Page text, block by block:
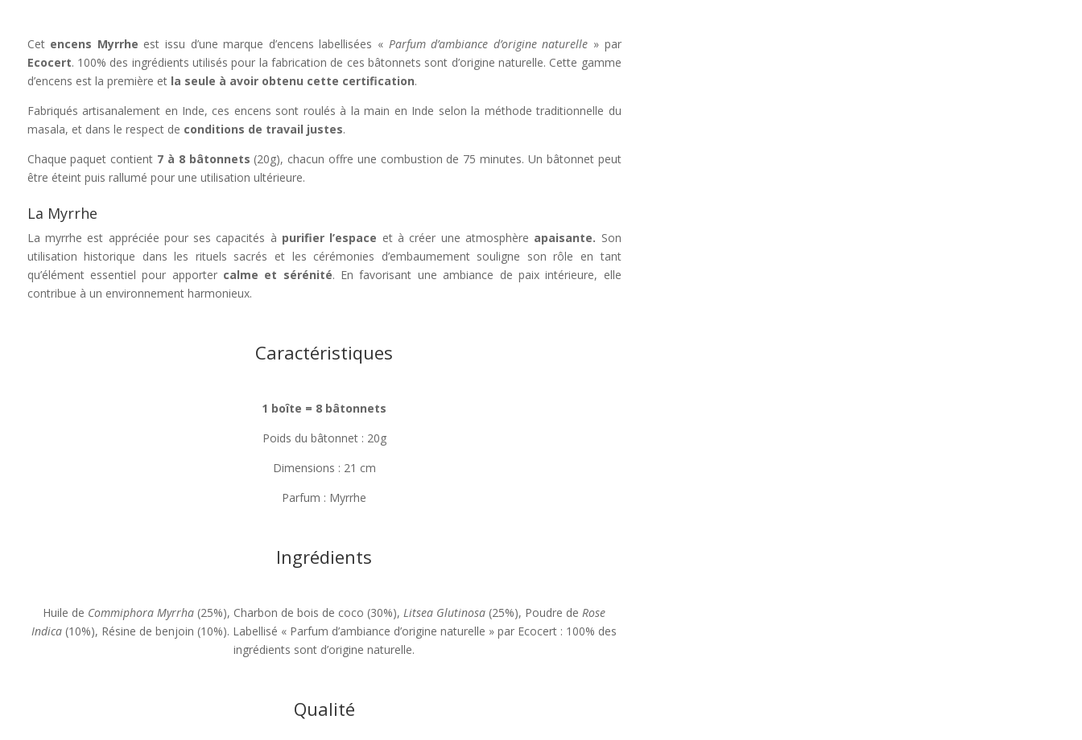
Cet encens Myrrhe est issu d’une marque d’encens labellisées « Parfum d’ambiance d’origine naturelle » par
Ecocert. 100% des ingrédients utilisés pour la fabrication de ces bâtonnets sont d’origine naturelle. Cette gamme
d’encens est la première et la seule à avoir obtenu cette certification.
Fabriqués artisanalement en Inde, ces encens sont roulés à la main en Inde selon la méthode traditionnelle du
masala, et dans le respect de conditions de travail justes.
Chaque paquet contient 7 à 8 bâtonnets (20g), chacun offre une combustion de 75 minutes. Un bâtonnet peut
être éteint puis rallumé pour une utilisation ultérieure.
La Myrrhe
La myrrhe est appréciée pour ses capacités à purifier l’espace et à créer une atmosphère apaisante. Son
utilisation historique dans les rituels sacrés et les cérémonies d’embaumement souligne son rôle en tant
qu’élément essentiel pour apporter calme et sérénité. En favorisant une ambiance de paix intérieure, elle
contribue à un environnement harmonieux.
Caractéristiques
1 boîte = 8 bâtonnets
Poids du bâtonnet : 20g
Dimensions : 21 cm
Parfum : Myrrhe
Ingrédients
Huile de Commiphora Myrrha (25%), Charbon de bois de coco (30%), Litsea Glutinosa (25%), Poudre de Rose
Indica (10%), Résine de benjoin (10%). Labellisé « Parfum d’ambiance d’origine naturelle » par Ecocert : 100% des
ingrédients sont d’origine naturelle.
Qualité